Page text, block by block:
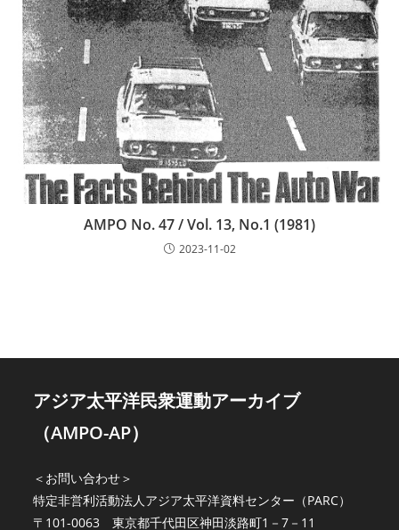
AMPO No. 47 / Vol. 13, No.1 (1981)
2023-11-02
アジア太平洋民衆運動アーカイブ
（AMPO-AP）
＜お問い合わせ＞
特定非営利活動法人アジア太平洋資料センター（PARC）
〒101-0063 東京都千代田区神田淡路町1－7－11